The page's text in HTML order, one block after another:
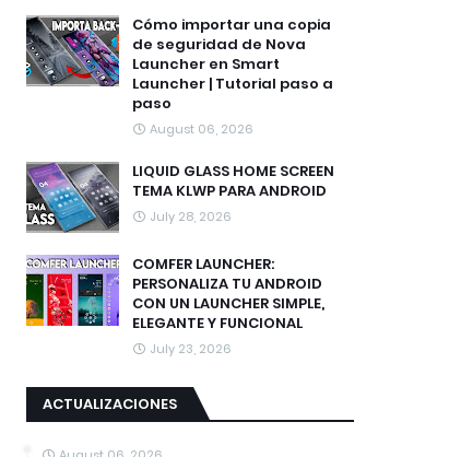
Cómo importar una copia
de seguridad de Nova
Launcher en Smart
Launcher | Tutorial paso a
paso
August 06, 2026
LIQUID GLASS HOME SCREEN
TEMA KLWP PARA ANDROID
July 28, 2026
COMFER LAUNCHER:
PERSONALIZA TU ANDROID
CON UN LAUNCHER SIMPLE,
ELEGANTE Y FUNCIONAL
July 23, 2026
ACTUALIZACIONES